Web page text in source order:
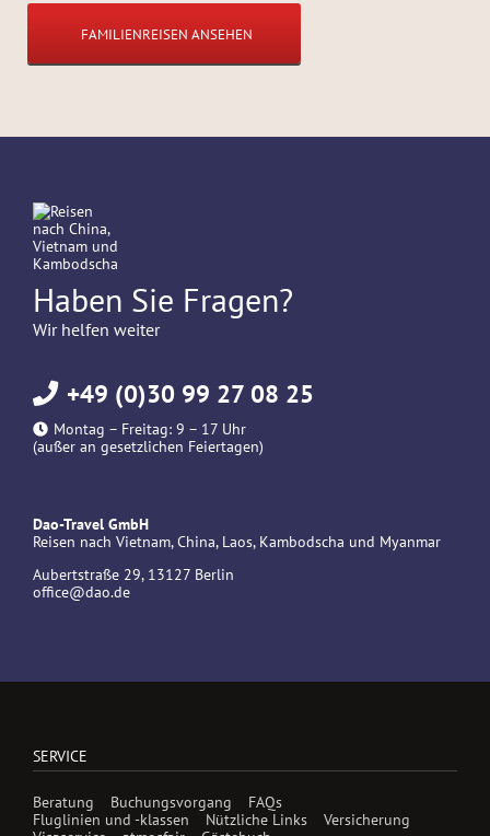
FAMILIENREISEN ANSEHEN
Haben Sie Fragen?
Wir helfen weiter
+49 (0)30 99 27 08 25
Montag – Freitag: 9 – 17 Uhr
(außer an gesetzlichen Feiertagen)
Dao-Travel GmbH
Reisen nach Vietnam, China, Laos, Kambodscha und Myanmar
Aubertstraße 29, 13127 Berlin
office@dao.de
SERVICE
Beratung Buchungsvorgang
FAQs
Fluglinien und -klassen
Nützliche Links
Versicherung